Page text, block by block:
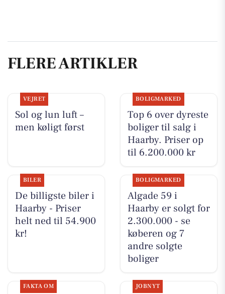
FLERE ARTIKLER
VEJRET
Sol og lun luft –
men køligt først
BOLIGMARKED
Top 6 over dyreste
boliger til salg i
Haarby. Priser op
til 6.200.000 kr
BILER
De billigste biler i
Haarby - Priser
helt ned til 54.900
kr!
BOLIGMARKED
Algade 59 i
Haarby er solgt for
2.300.000 - se
køberen og 7
andre solgte
boliger
FAKTA OM JOBNYT